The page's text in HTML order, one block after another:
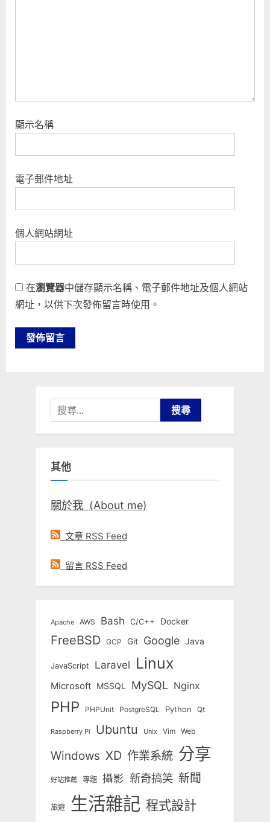
顯示名稱
電子郵件地址
個人網站網址
在瀏覽器中儲存顯示名稱、電子郵件地址及個人網站
網址，以供下次發佈留言時使用。
搜
尋
關
字:
其他
關於我 (About me)
文章 RSS Feed
留言 RSS Feed
Apache AWS Bash C/C++ Docker
FreeBSD GCP Git Google Java
JavaScript Laravel Linux
Microsoft MSSQL MySQL Nginx
PHP PHPUnit PostgreSQL Python Qt
Raspberry Pi Ubuntu Unix Vim Web
Windows XD 作業系統 分享
好站推薦 專題 攝影 新奇搞笑 新聞
旅遊 生活雜記 程式設計